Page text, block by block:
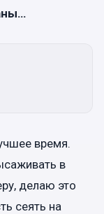
время.
в
делаю это
сеять на